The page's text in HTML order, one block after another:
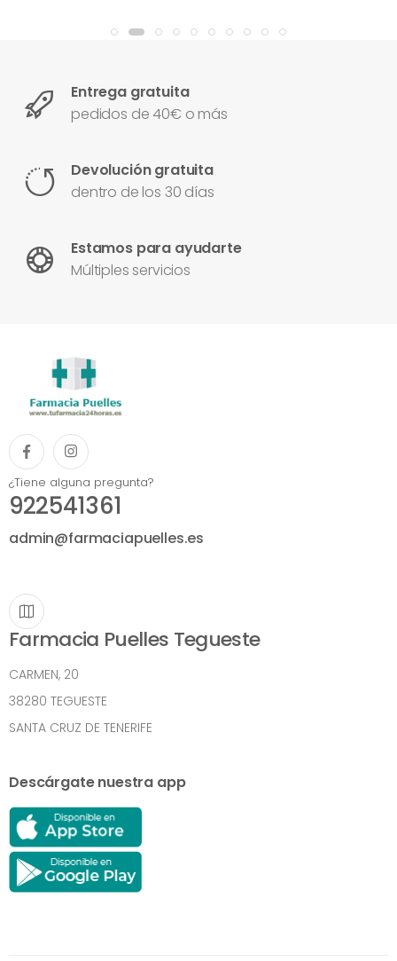
Entrega gratuita
pedidos de 40€ o más
Devolución gratuita
dentro de los 30 días
Estamos para ayudarte
Múltiples servicios
¿Tiene alguna pregunta?
922541361
admin@farmaciapuelles.es
Farmacia Puelles Tegueste
CARMEN, 20
38280 TEGUESTE
SANTA CRUZ DE TENERIFE
Descárgate nuestra app